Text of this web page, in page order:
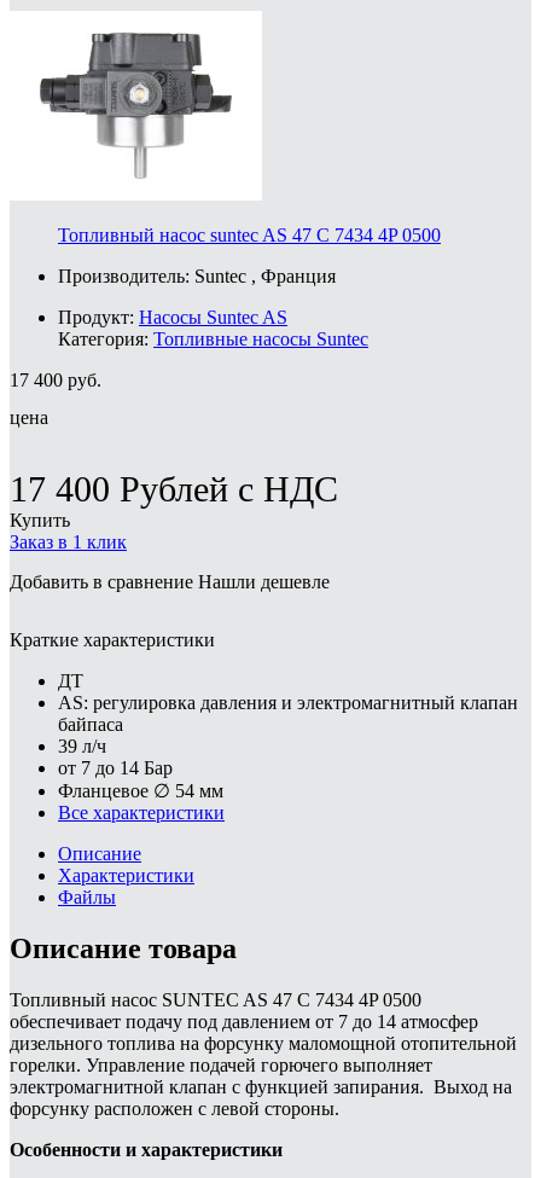
Топливный насос suntec AS 47 C 7434 4P 0500
Производитель: Suntec , Франция
Продукт: Насосы Suntec AS
Категория: Топливные насосы Suntec
17 400 руб.
цена
17 400 Рублей с НДС
Купить
Заказ в 1 клик
Добавить в сравнение Нашли дешевле
Краткие характеристики
ДТ
AS: регулировка давления и электромагнитный клапан
байпаса
39 л/ч
от 7 до 14 Бар
Фланцевое ∅ 54 мм
Все характеристики
Описание
Характеристики
Файлы
Описание товара
Топливный насос SUNTEC AS 47 C 7434 4P 0500
обеспечивает подачу под давлением от 7 до 14 атмосфер
дизельного топлива на форсунку маломощной отопительной
горелки. Управление подачей горючего выполняет
электромагнитной клапан с функцией запирания. Выход на
форсунку расположен с левой стороны.
Особенности и характеристики